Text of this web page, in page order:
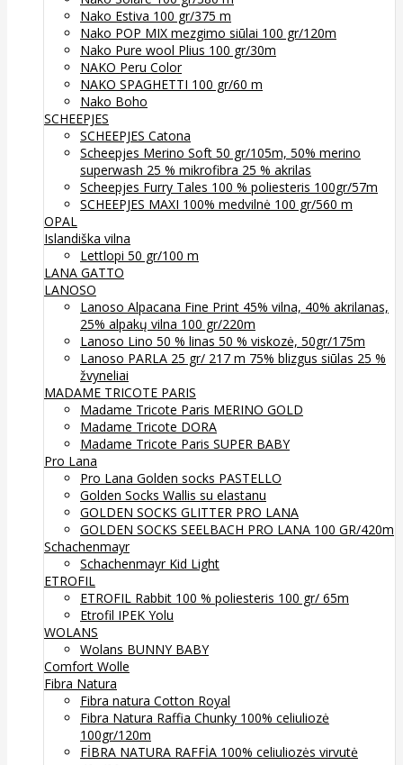
Nako Estiva 100 gr/375 m
Nako POP MIX mezgimo siūlai 100 gr/120m
Nako Pure wool Plius 100 gr/30m
NAKO Peru Color
NAKO SPAGHETTI 100 gr/60 m
Nako Boho
SCHEEPJES
SCHEEPJES Catona
Scheepjes Merino Soft 50 gr/105m, 50% merino
superwash 25 % mikrofibra 25 % akrilas
Scheepjes Furry Tales 100 % poliesteris 100gr/57m
SCHEEPJES MAXI 100% medvilnė 100 gr/560 m
OPAL
Islandiška vilna
Lettlopi 50 gr/100 m
LANA GATTO
LANOSO
Lanoso Alpacana Fine Print 45% vilna, 40% akrilanas,
25% alpakų vilna 100 gr/220m
Lanoso Lino 50 % linas 50 % viskozė, 50gr/175m
Lanoso PARLA 25 gr/ 217 m 75% blizgus siūlas 25 %
žvyneliai
MADAME TRICOTE PARIS
Madame Tricote Paris MERINO GOLD
Madame Tricote DORA
Madame Tricote Paris SUPER BABY
Pro Lana
Pro Lana Golden socks PASTELLO
Golden Socks Wallis su elastanu
GOLDEN SOCKS GLITTER PRO LANA
GOLDEN SOCKS SEELBACH PRO LANA 100 GR/420m
Schachenmayr
Schachenmayr Kid Light
ETROFIL
ETROFIL Rabbit 100 % poliesteris 100 gr/ 65m
Etrofil IPEK Yolu
WOLANS
Wolans BUNNY BABY
Comfort Wolle
Fibra Natura
Fibra natura Cotton Royal
Fibra Natura Raffia Chunky 100% celiuliozė
100gr/120m
FİBRA NATURA RAFFİA 100% celiuliozės virvutė